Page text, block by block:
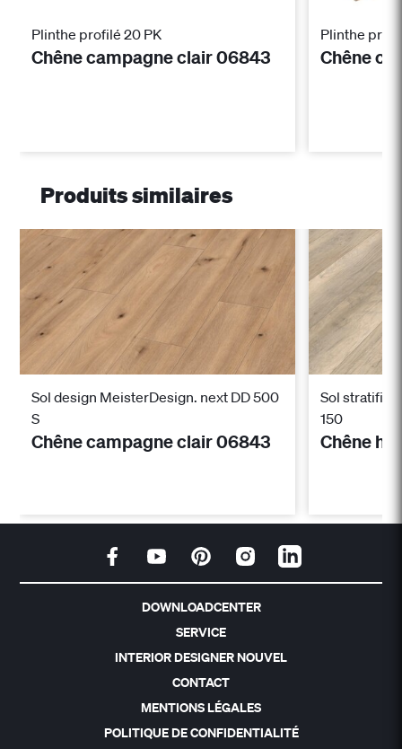
Plinthe profilé 20 PK
Chêne campagne clair 06843
Plinthe
Chêne
Produits similaires
Sol design MeisterDesign. next DD 500
S
Chêne campagne clair 06843
Sol stratifié
150
Chêne
DOWNLOADCENTER
SERVICE
INTERIOR DESIGNER NOUVEL
CONTACT
MENTIONS LÉGALES
POLITIQUE DE CONFIDENTIALITÉ